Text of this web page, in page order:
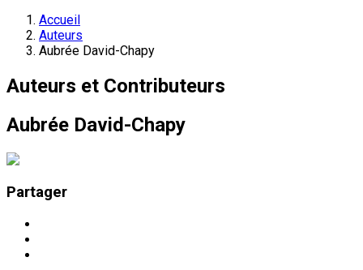
Accueil
Auteurs
Aubrée David-Chapy
Auteurs et Contributeurs
Aubrée David-Chapy
Partager